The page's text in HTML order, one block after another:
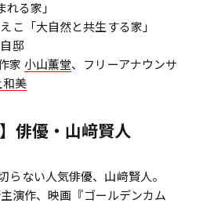
る家」
こ「大自然と共生する家」
邸
家 小山薫堂、フリーアナウンサ
和美
俳優・山﨑賢人
らない人気俳優、山﨑賢人。
演作、映画『ゴールデンカム